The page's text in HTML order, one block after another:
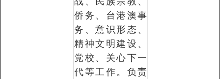
侨务、台港澳事
务、意识形态、
精神文明建设、
党校、关心下一
代等工作。负责